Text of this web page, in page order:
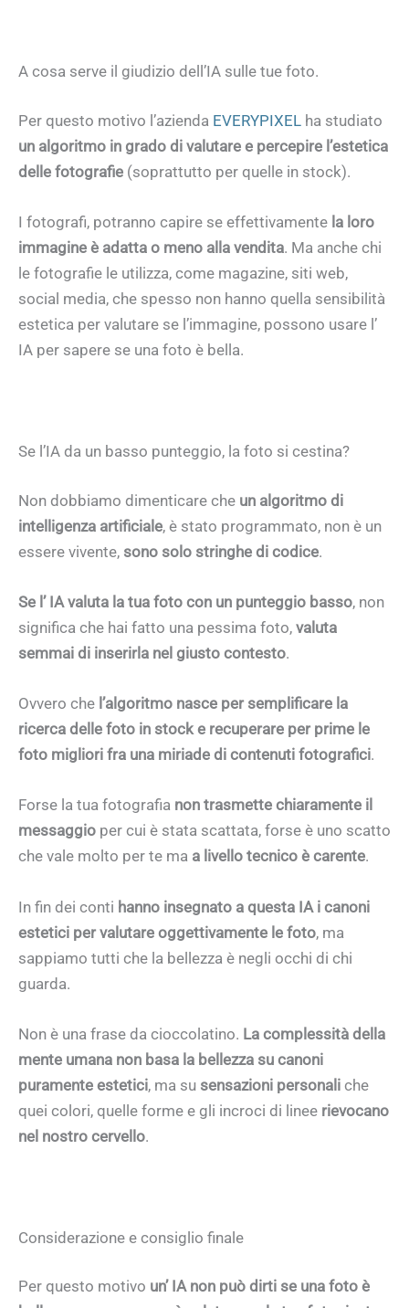
A cosa serve il giudizio dell’IA sulle tue foto.
Per questo motivo l’azienda EVERYPIXEL ha studiato
un algoritmo in grado di valutare e percepire l’estetica
delle fotografie (soprattutto per quelle in stock).
I fotografi, potranno capire se effettivamente la loro
immagine è adatta o meno alla vendita. Ma anche chi
le fotografie le utilizza, come magazine, siti web,
social media, che spesso non hanno quella sensibilità
estetica per valutare se l’immagine, possono usare l’
IA per sapere se una foto è bella.
Se l’IA da un basso punteggio, la foto si cestina?
Non dobbiamo dimenticare che un algoritmo di
intelligenza artificiale, è stato programmato, non è un
essere vivente, sono solo stringhe di codice.
Se l’ IA valuta la tua foto con un punteggio basso, non
significa che hai fatto una pessima foto, valuta
semmai di inserirla nel giusto contesto.
Ovvero che l’algoritmo nasce per semplificare la
ricerca delle foto in stock e recuperare per prime le
foto migliori fra una miriade di contenuti fotografici.
Forse la tua fotografia non trasmette chiaramente il
messaggio per cui è stata scattata, forse è uno scatto
che vale molto per te ma a livello tecnico è carente.
In fin dei conti hanno insegnato a questa IA i canoni
estetici per valutare oggettivamente le foto, ma
sappiamo tutti che la bellezza è negli occhi di chi
guarda.
Non è una frase da cioccolatino. La complessità della
mente umana non basa la bellezza su canoni
puramente estetici, ma su sensazioni personali che
quei colori, quelle forme e gli incroci di linee rievocano
nel nostro cervello.
Considerazione e consiglio finale
Per questo motivo un’ IA non può dirti se una foto è